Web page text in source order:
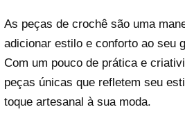
As peças de crochê são uma
adicionar estilo e conforto ao seu
Com um pouco de prática e
peças únicas que refletem seu
toque artesanal à sua moda.